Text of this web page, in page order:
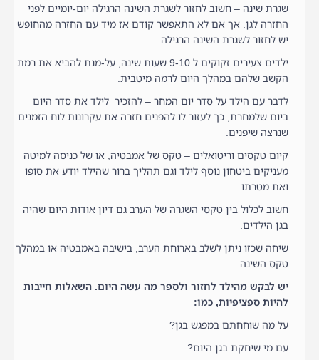
שגרת שינה – חשוב לחזור לשגרת השינה הרגילה יום-יומיים לפני
החזרה לגן. אך אם לא התאפשר קודם אז מיד עם החזרה מהחופש
יש לחזור לשגרת השינה הרגילה.
ילדים צעירים זקוקים ל 9-10 שעות שינה, על-מנת להביא את רמת
הקשב שלהם במהלך היום לרמה מיטבית.
לדבר עם הילד על סדר יום המחר – להזכיר לילד את סדר היום
ביום שלמחרת, כך לעזור לו להפנים חזרה את עקרונות לוח הזמנים
שנרצה שיפנים.
קיום טקסים וריטואלים – טקס של אמבטיה, או של כניסה למיטה
מעניקים ביטחון נוסף לילד וגם תהליך ברור שהילד יודע את סופו
ואת מטרתו.
חשוב לכלול בין טקסי השגרה של הערב גם דיון אודות היום שהיה
בגן הילדים.
שיחה שכזו ניתן לשלב בארוחת הערב, בישיבה באמבטיה או במהלך
טקס השינה.
יש לבקש מהילד לחזור ולספר מה עשה היום. השאלות חייבות
להיות ספציפיות, כמו:
על מה שוחחתם במפגש בגן?
עם מי שיחקת בגן היום?